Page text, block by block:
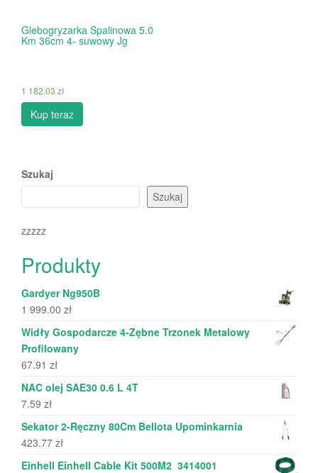
Glebogryzarka Spalinowa 5.0
Km 36cm 4- suwowy Jg
1 182.03 zł
Kup teraz
Szukaj
Szukaj
zzzzz
Produkty
Gardyer Ng950B
1 999.00 zł
Widły Gospodarcze 4-Zębne Trzonek Metalowy
Profilowany
67.91 zł
NAC olej SAE30 0.6 L 4T
7.59 zł
Sekator 2-Ręczny 80Cm Bellota Upominkarnia
423.77 zł
Einhell Einhell Cable Kit 500M2 3414001